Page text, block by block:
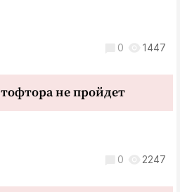
0 1447
не пройдет
0 2247